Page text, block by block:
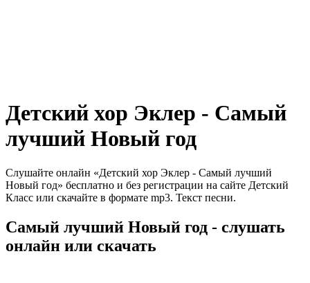
Детский хор Эклер - Самый
лучший Новый год
Слушайте онлайн «Детский хор Эклер - Самый лучший
Новый год» бесплатно и без регистрации на сайте Детский
Класс или скачайте в формате mp3. Текст песни.
Самый лучший Новый год - слушать
онлайн или скачать